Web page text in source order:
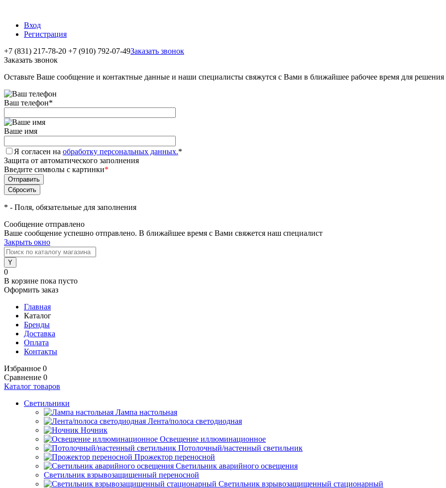
Вход
Регистрация
+7 (831) 217-78-20 +7 (910) 792-07-49Заказать звонок
Заказать звонок
Оставьте Ваше сообщение и контактные данные и наши специалисты свяжутся с Вами в ближайшее рабочее время для
Ваш телефон*
Ваше имя
Я согласен на обработку персональных данных.*
Защита от автоматического заполнения
Введите символы с картинки*
* - Поля, обязательные для заполнения
Сообщение отправлено
Ваше сообщение успешно отправлено. В ближайшее время с Вами свяжется наш специалист
Закрыть окно
0
В корзине пока пусто
Оформить заказ
Главная
Каталог
Бренды
Доставка
Оплата
Контакты
Избранное 0
Сравнение 0
Каталог товаров
Светильники
Лампа настольная
Лента/полоса светодиодная
Ночник
Освещение иллюминационное
Потолочный/настенный светильник
Прожектор переносной
Светильник аварийного освещения
Светильник взрывозащищенный переносной
Светильник взрывозащищенный стационарный